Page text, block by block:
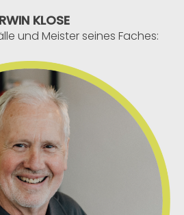
KLOSE
und Meister seines Faches: